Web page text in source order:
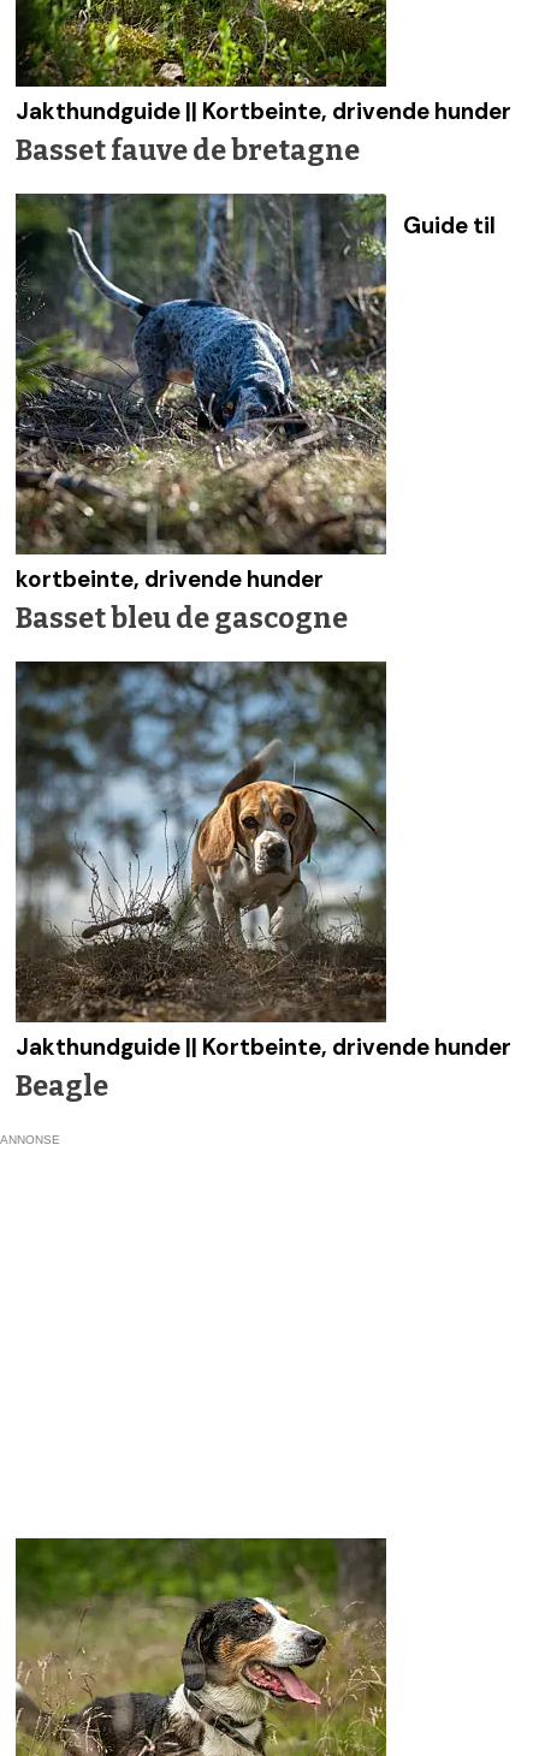
Jakthundguide || Kortbeinte, drivende hunder
Basset fauve de bretagne
Guide til
kortbeinte, drivende hunder
Basset bleu de gascogne
Jakthundguide || Kortbeinte, drivende hunder
Beagle
ANNONSE